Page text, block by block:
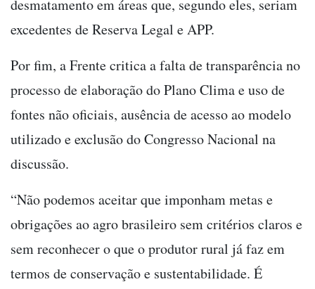
desmatamento em áreas que, segundo eles, seriam
excedentes de Reserva Legal e APP.
Por fim, a Frente critica a falta de transparência no
processo de elaboração do Plano Clima e uso de
fontes não oficiais, ausência de acesso ao modelo
utilizado e exclusão do Congresso Nacional na
discussão.
“Não podemos aceitar que imponham metas e
obrigações ao agro brasileiro sem critérios claros e
sem reconhecer o que o produtor rural já faz em
termos de conservação e sustentabilidade. É